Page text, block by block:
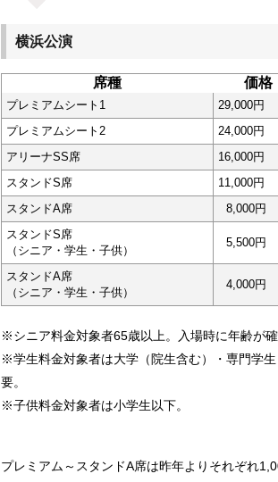
横浜公演
席種 価格
プレミアムシート1
29,000円
プレミアムシート2
24,000円
アリーナSS席
16,000円
スタンドS席
11,000円
スタンドA席
8,000円
スタンドS席
（シニア・学生・子供）
5,500円
スタンドA席
（シニア・学生・子供）
4,000円
※シニア料金対象者65歳以上。入場時に年齢が確
※学生料金対象者は大学（院生含む）・専門学
要。
※子供料金対象者は小学生以下。
プレミアム～スタンドA席は昨年よりそれぞれ